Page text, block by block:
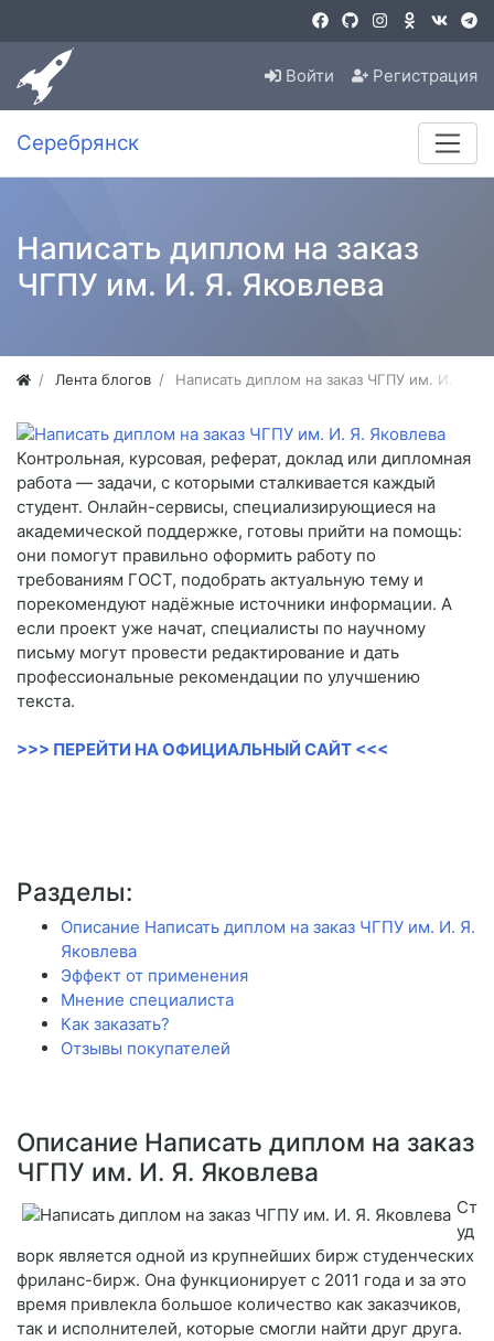
Войти Регистрация
Серебрянск
Написать диплом на заказ
ЧГПУ им. И. Я. Яковлева
Лента блогов Написать диплом на заказ ЧГПУ им. И. Я.
Контрольная, курсовая, реферат, доклад или дипломная
работа — задачи, с которыми сталкивается каждый
студент. Онлайн-сервисы, специализирующиеся на
академической поддержке, готовы прийти на помощь:
они помогут правильно оформить работу по
требованиям ГОСТ, подобрать актуальную тему и
порекомендуют надёжные источники информации. А
если проект уже начат, специалисты по научному
письму могут провести редактирование и дать
профессиональные рекомендации по улучшению
текста.
>>> ПЕРЕЙТИ НА ОФИЦИАЛЬНЫЙ САЙТ <<<
Разделы:
Описание Написать диплом на заказ ЧГПУ им. И. Я.
Яковлева
Эффект от применения
Мнение специалиста
Как заказать?
Отзывы покупателей
Описание Написать диплом на заказ
ЧГПУ им. И. Я. Яковлева
Ст
уд
ворк является одной из крупнейших бирж студенческих
фриланс-бирж. Она функционирует с 2011 года и за это
время привлекла большое количество как заказчиков,
так и исполнителей, которые смогли найти друг друга.